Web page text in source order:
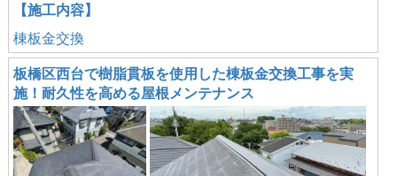
【施工内容】
棟板金交換
板橋区西台で樹脂貫板を使用した棟板金交換工事を実
施！耐久性を高める屋根メンテナンス